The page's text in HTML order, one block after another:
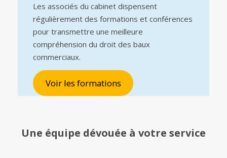
Les associés du cabinet dispensent
régulièrement des formations et conférences
pour transmettre une meilleure
compréhension du droit des baux
commerciaux.
Voir les formations
Une équipe dévouée à votre service